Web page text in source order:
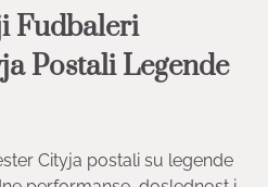
Fudbaleri
Postali Legende
Cityja postali su legende